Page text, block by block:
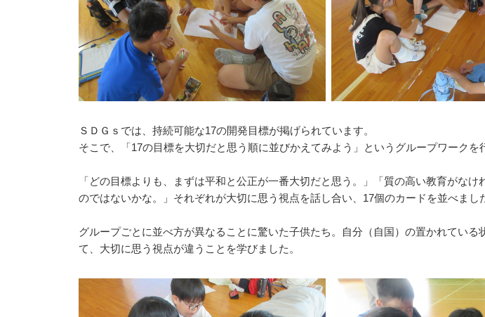
ＳＤＧｓでは、持続可能な17の開発目標が掲げられています。
そこで、「17の目標を大切だと思う順に並びかえてみよう」というグループワークを
「どの目標よりも、まずは平和と公正が一番大切だと思う。」「質の高い教育がなけ
のではないかな。」それぞれが大切に思う視点を話し合い、17個のカードを並べまし
グループごとに並べ方が異なることに驚いた子供たち。自分（自国）の置かれている
て、大切に思う視点が違うことを学びました。